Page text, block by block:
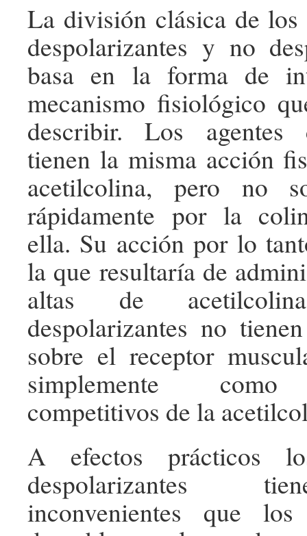
La división clásica de los
despolarizantes y no
basa en la forma de
mecanismo fisiológico
describir. Los agentes
tienen la misma acción
acetilcolina, pero no
rápidamente por la
ella. Su acción por lo
la que resultaría de
altas de
despolarizantes no
sobre el receptor
simplemente como
competitivos de la
A efectos prácticos
despolarizantes
inconvenientes que